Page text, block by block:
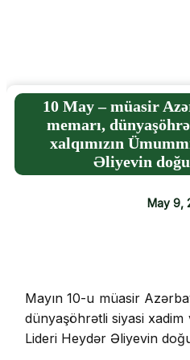
10 May – müasir
memarı,
xalqımızın
Əliyevin
May 9,
Mayın 10-u müasir
dünyaşöhrətli siyasi xadim
Lideri Heydər Əliyevin